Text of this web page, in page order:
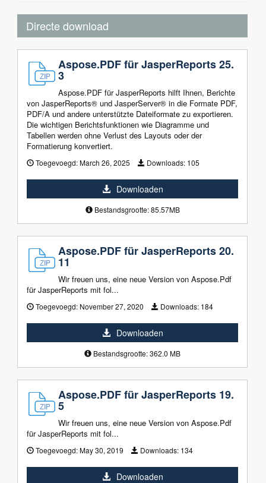
Directe download
Aspose.PDF für JasperReports 25.
3
Aspose.PDF für JasperReports hilft Ihnen, Berichte
von JasperReports® und JasperServer® in die Formate PDF,
PDF/A und andere unterstützte Dateiformate zu exportieren.
Die wichtigen Berichtsfunktionen wie Diagramme und
Tabellen werden ohne Verlust des Layouts oder der
Formatierung konvertiert.
Toegevoegd:March 26, 2025 Downloads: 105
Downloaden
Bestandsgrootte: 85.57MB
Aspose.PDF für JasperReports 20.
11
Wir freuen uns, eine neue Version von Aspose.Pdf
für JasperReports mit fol...
Toegevoegd: November 27, 2020 Downloads: 184
Downloaden
Bestandsgrootte: 362.0 MB
Aspose.PDF für JasperReports 19.
5
Wir freuen uns, eine neue Version von Aspose.Pdf
für JasperReports mit fol...
Toegevoegd:May 30, 2019 Downloads: 134
Downloaden